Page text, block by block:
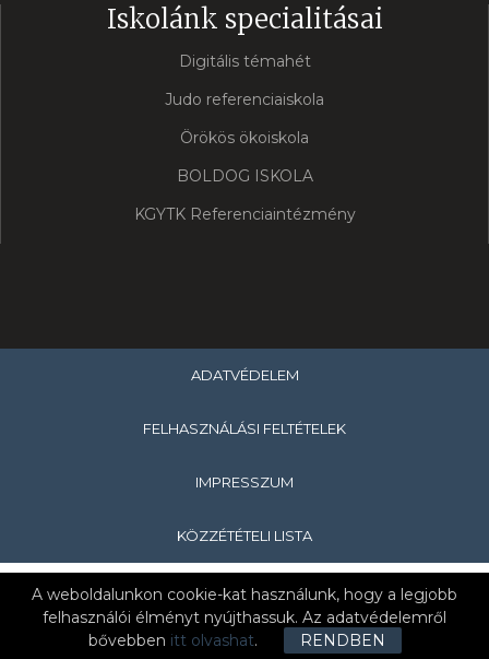
A weboldalunkon cookie-kat használunk, hogy a legjobb
felhasználói élményt nyújthassuk. Az adatvédelemről
bővebben itt olvashat. RENDBEN
Iskolánk specialitásai
Digitális témahét
Judo referenciaiskola
Örökös ökoiskola
BOLDOG ISKOLA
KGYTK Referenciaintézmény
ADATVÉDELEM
FELHASZNÁLÁSI FELTÉTELEK
IMPRESSZUM
KÖZZÉTÉTELI LISTA
Copyright © 2019 Hevesi Sándor Általános Iskola & Nagykanizsa
Tankerületi Központ